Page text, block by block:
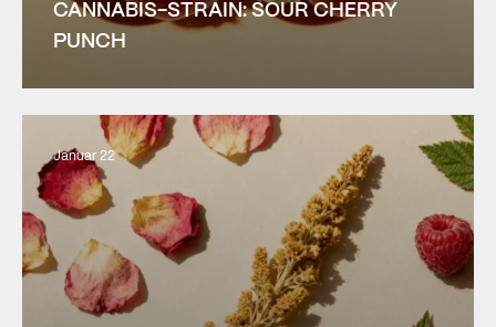
CANNABIS-STRAIN: SOUR CHERRY
PUNCH
Januar 22